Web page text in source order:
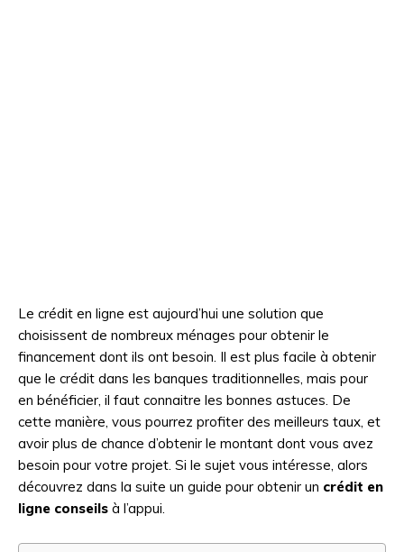
Le crédit en ligne est aujourd’hui une solution que
choisissent de nombreux ménages pour obtenir le
financement dont ils ont besoin. Il est plus facile à obtenir
que le crédit dans les banques traditionnelles, mais pour
en bénéficier, il faut connaitre les bonnes astuces. De
cette manière, vous pourrez profiter des meilleurs taux, et
avoir plus de chance d’obtenir le montant dont vous avez
besoin pour votre projet. Si le sujet vous intéresse, alors
découvrez dans la suite un guide pour obtenir un crédit en
ligne conseils à l’appui.